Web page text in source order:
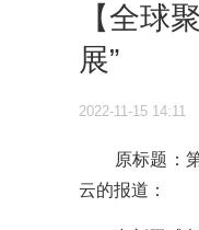
【全球
展”
2022-11-15 14:11
原标题：第
云的报道：